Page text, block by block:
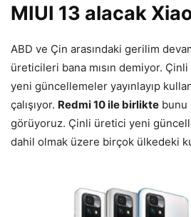
MIUI 13 alacak
ABD ve Çin arasındaki gerilim
üreticileri bana mısın demiyor.
yeni güncellemeler yayınlayıp
çalışıyor. Redmi 10 ile birlikte bunu
görüyoruz. Çinli üretici yeni
dahil olmak üzere birçok ülkedeki